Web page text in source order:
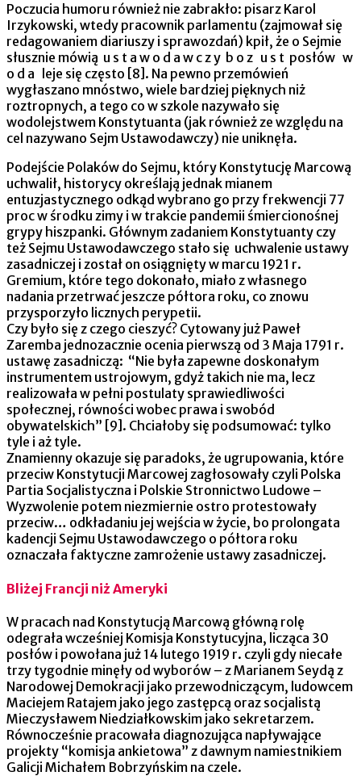
Poczucia humoru również nie zabrakło: pisarz Karol
Irzykowski, wtedy pracownik parlamentu (zajmował się
redagowaniem diariuszy i sprawozdań) kpił, że o Sejmie
słusznie mówią u s t a w o d a w c z y b o z u s t posłów w
o d a leje się często [8]. Na pewno przemówień
wygłaszano mnóstwo, wiele bardziej pięknych niż
roztropnych, a tego co w szkole nazywało się
wodolejstwem Konstytuanta (jak również ze względu na
cel nazywano Sejm Ustawodawczy) nie uniknęła.
Podejście Polaków do Sejmu, który Konstytucję Marcową
uchwalił, historycy określają jednak mianem
entuzjastycznego odkąd wybrano go przy frekwencji 77
proc w środku zimy i w trakcie pandemii śmiercionośnej
grypy hiszpanki. Głównym zadaniem Konstytuanty czy
też Sejmu Ustawodawczego stało się uchwalenie ustawy
zasadniczej i został on osiągnięty w marcu 1921 r.
Gremium, które tego dokonało, miało z własnego
nadania przetrwać jeszcze półtora roku, co znowu
przysporzyło licznych perypetii.
Czy było się z czego cieszyć? Cytowany już Paweł
Zaremba jednozacznie ocenia pierwszą od 3 Maja 1791 r.
ustawę zasadniczą: “Nie była zapewne doskonałym
instrumentem ustrojowym, gdyż takich nie ma, lecz
realizowała w pełni postulaty sprawiedliwości
społecznej, równości wobec prawa i swobód
obywatelskich” [9]. Chciałoby się podsumować: tylko
tyle i aż tyle.
Znamienny okazuje się paradoks, że ugrupowania, które
przeciw Konstytucji Marcowej zagłosowały czyli Polska
Partia Socjalistyczna i Polskie Stronnictwo Ludowe –
Wyzwolenie potem niezmiernie ostro protestowały
przeciw… odkładaniu jej wejścia w życie, bo prolongata
kadencji Sejmu Ustawodawczego o półtora roku
oznaczała faktyczne zamrożenie ustawy zasadniczej.
Bliżej Francji niż Ameryki
W pracach nad Konstytucją Marcową główną rolę
odegrała wcześniej Komisja Konstytucyjna, licząca 30
posłów i powołana już 14 lutego 1919 r. czyli gdy niecałe
trzy tygodnie minęły od wyborów – z Marianem Seydą z
Narodowej Demokracji jako przewodniczącym, ludowcem
Maciejem Ratajem jako jego zastępcą oraz socjalistą
Mieczysławem Niedziałkowskim jako sekretarzem.
Równocześnie pracowała diagnozująca napływające
projekty “komisja ankietowa” z dawnym namiestnikiem
Galicji Michałem Bobrzyńskim na czele.